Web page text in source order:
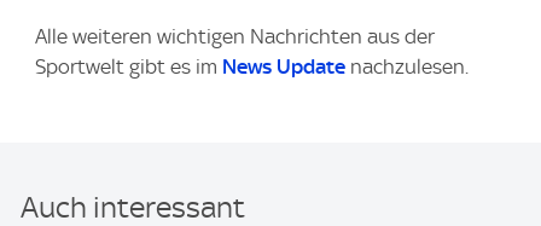
Alle weiteren wichtigen Nachrichten aus der
Sportwelt gibt es im News Update nachzulesen.
Auch interessant